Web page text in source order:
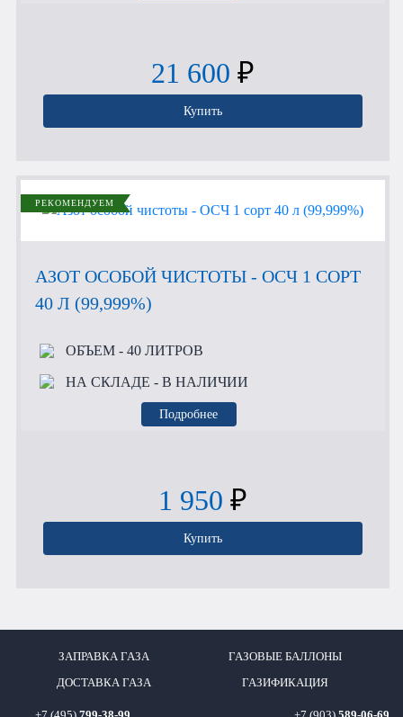
21 600 ₽
Купить
РЕКОМЕНДУЕМ
АЗОТ ОСОБОЙ ЧИСТОТЫ - ОСЧ 1 СОРТ
40 Л (99,999%)
ОБЪЕМ- 40 ЛИТРОВ
НА СКЛАДЕ - В НАЛИЧИИ
Подробнее
1 950 ₽
Купить
ЗАПРАВКА ГАЗА ГАЗОВЫЕ БАЛЛОНЫ
ДОСТАВКА ГАЗА ГАЗИФИКАЦИЯ